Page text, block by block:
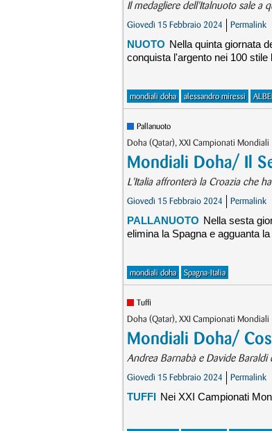
Il medagliere dell'Italnuoto sale a
Giovedì 15 Febbraio 2024 Permalink
NUOTO Nella quinta giornata
conquista l'argento nei 100 stile
mondiali doha alessandro miressi
Pallanuoto
Doha (Qatar), XXI Campionati Mondiali
Mondiali Doha/ Il
L'Italia affronterà la Croazia che
Giovedì 15 Febbraio 2024 Permalink
PALLANUOTO Nella sesta
elimina la Spagna e agguanta
mondiali doha Spagna-Italia
Tuffi
Doha (Qatar), XXI Campionati Mondiali
Mondiali Doha/
Andrea Barnabà e Davide
Giovedì 15 Febbraio 2024 Permalink
TUFFI Nei XXI Campionati